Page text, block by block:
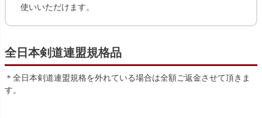
使いいただけます。
全日本剣道連盟規格品
＊全日本剣道連盟規格を外れている場合は全額ご返金させて頂きま
す。